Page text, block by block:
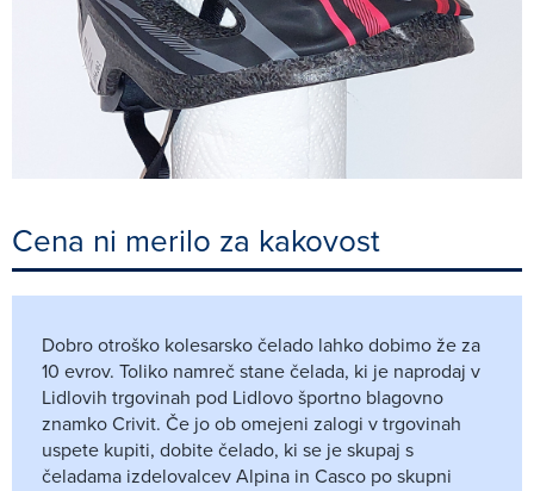
Cena ni merilo za kakovost
Dobro otroško kolesarsko čelado lahko dobimo že za
10 evrov. Toliko namreč stane čelada, ki je naprodaj v
Lidlovih trgovinah pod Lidlovo športno blagovno
znamko Crivit. Če jo ob omejeni zalogi v trgovinah
uspete kupiti, dobite čelado, ki se je skupaj s
čeladama izdelovalcev Alpina in Casco po skupni